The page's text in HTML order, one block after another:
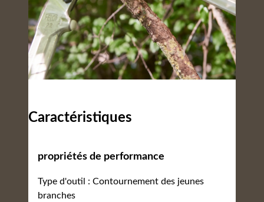
Caractéristiques
propriétés de performance
Type d'outil : Contournement des jeunes
branches